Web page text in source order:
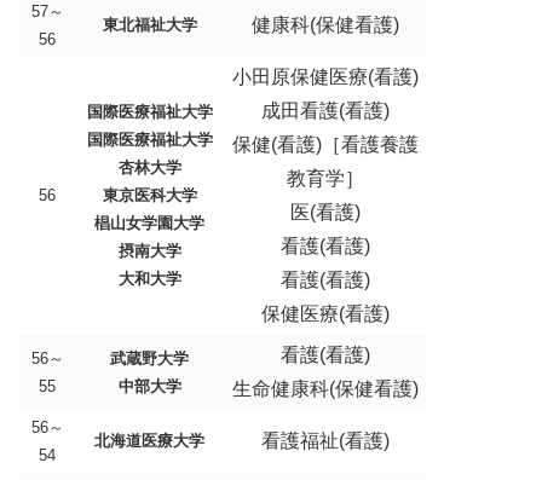
57～
56
東北福祉大学 健康科(保健看護)
56
国際医療福祉大学
国際医療福祉大学
杏林大学
東京医科大学
椙山女学園大学
摂南大学
大和大学
小田原保健医療(看護)
成田看護(看護)
保健(看護)［看護養護
教育学］
医(看護)
看護(看護)
看護(看護)
保健医療(看護)
56～
55
武蔵野大学
中部大学
看護(看護)
生命健康科(保健看護)
56～
54
北海道医療大学 看護福祉(看護)